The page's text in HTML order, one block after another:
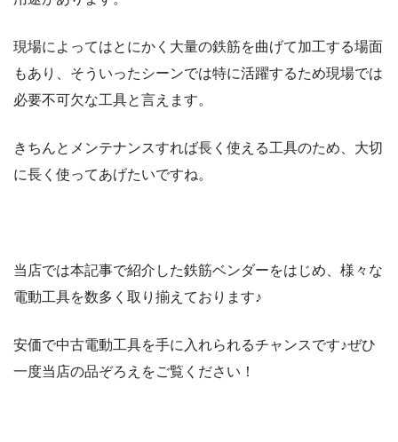
現場によってはとにかく大量の鉄筋を曲げて加工する場面
もあり、そういったシーンでは特に活躍するため現場では
必要不可欠な工具と言えます。
きちんとメンテナンスすれば長く使える工具のため、大切
に長く使ってあげたいですね。
当店では本記事で紹介した鉄筋ベンダーをはじめ、様々な
電動工具を数多く取り揃えております♪
安価で中古電動工具を手に入れられるチャンスです♪ぜひ
一度当店の品ぞろえをご覧ください！